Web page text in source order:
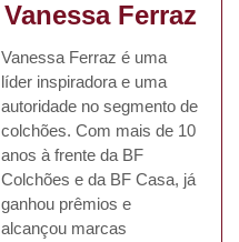
Vanessa Ferraz
Vanessa Ferraz é uma
líder inspiradora e uma
autoridade no segmento de
colchões. Com mais de 10
anos à frente da BF
Colchões e da BF Casa, já
ganhou prêmios e
alcançou marcas